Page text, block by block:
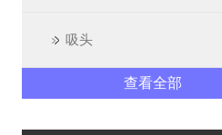
吸头
查看全部